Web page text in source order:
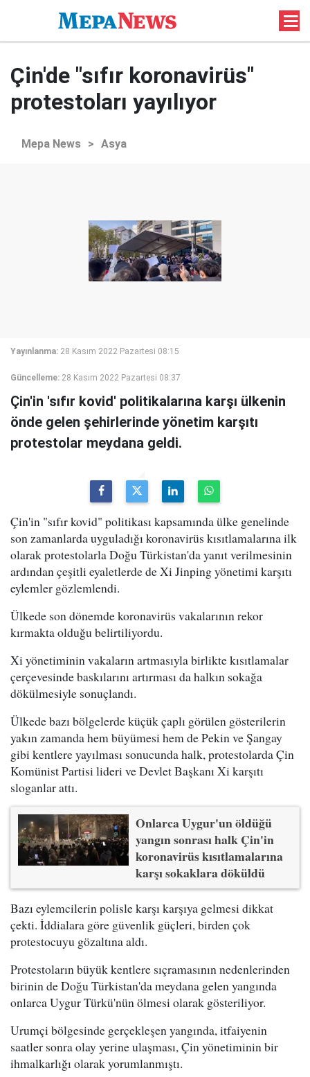
Çin'de "sıfır koronavirüs"
protestoları yayılıyor
Mepa News > Asya
Yayınlanma: 28 Kasım 2022 Pazartesi 08:15
Güncelleme: 28 Kasım 2022 Pazartesi 08:37
Çin'in 'sıfır kovid' politikalarına karşı ülkenin
önde gelen şehirlerinde yönetim karşıtı
protestolar meydana geldi.
Çin'in "sıfır kovid" politikası kapsamında ülke genelinde
son zamanlarda uyguladığı koronavirüs kısıtlamalarına ilk
olarak protestolarla Doğu Türkistan'da yanıt verilmesinin
ardından çeşitli eyaletlerde de Xi Jinping yönetimi karşıtı
eylemler gözlemlendi.
Ülkede son dönemde koronavirüs vakalarının rekor
kırmakta olduğu belirtiliyordu.
Xi yönetiminin vakaların artmasıyla birlikte kısıtlamalar
çerçevesinde baskılarını artırması da halkın sokağa
dökülmesiyle sonuçlandı.
Ülkede bazı bölgelerde küçük çaplı görülen gösterilerin
yakın zamanda hem büyümesi hem de Pekin ve Şangay
gibi kentlere yayılması sonucunda halk, protestolarda Çin
Komünist Partisi lideri ve Devlet Başkanı Xi karşıtı
sloganlar attı.
Onlarca Uygur'un öldüğü
yangın sonrası halk Çin'in
koronavirüs kısıtlamalarına
karşı sokaklara döküldü
Bazı eylemcilerin polisle karşı karşıya gelmesi dikkat
çekti. İddialara göre güvenlik güçleri, birden çok
protestocuyu gözaltına aldı.
Protestoların büyük kentlere sıçramasının nedenlerinden
birinin de Doğu Türkistan'da meydana gelen yangında
onlarca Uygur Türkü'nün ölmesi olarak gösteriliyor.
Urumçi bölgesinde gerçekleşen yangında, itfaiyenin
saatler sonra olay yerine ulaşması, Çin yönetiminin bir
ihmalkarlığı olarak yorumlanmıştı.